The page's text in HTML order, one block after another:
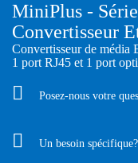
MiniPlus -
Convertisseur
Convertisseur de média
1 port RJ45 et 1 port
Posez-nous votre
Un besoin spécifique?